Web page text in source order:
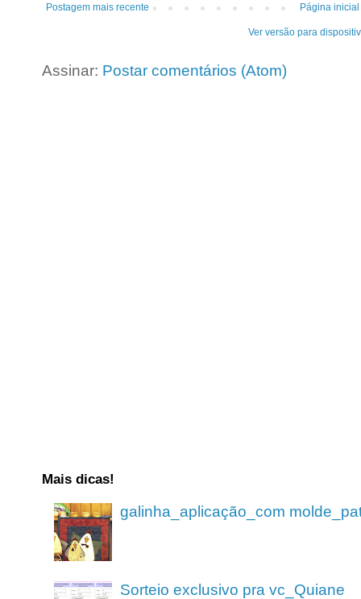
Postagem mais recente Página inicial
Ver versão para
Assinar: Postar comentários (Atom)
Mais dicas!
galinha_aplicação_com
Sorteio exclusivo pra vc_Quiane